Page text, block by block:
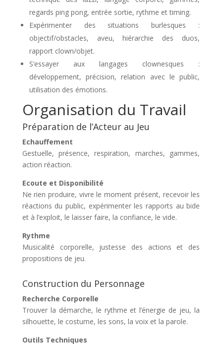
regards ping pong, entrée sortie, rythme et timing.
Expérimenter des situations burlesques :
objectif/obstacles, aveu, hiérarchie des duos,
rapport clown/objet.
S’essayer aux langages clownesques :
développement, précision, relation avec le public,
utilisation des émotions.
Organisation du Travail
Préparation de l’Acteur au Jeu
Echauffement
Gestuelle, présence, respiration, marches, gammes,
action réaction.
Ecoute et Disponibilité
Ne rien produire, vivre le moment présent, recevoir les
réactions du public, expérimenter les rapports au bide
et à l’exploit, le laisser faire, la confiance, le vide.
Rythme
Musicalité corporelle, justesse des actions et des
propositions de jeu.
Construction du Personnage
Recherche Corporelle
Trouver la démarche, le rythme et l’énergie de jeu, la
silhouette, le costume, les sons, la voix et la parole.
Outils Techniques